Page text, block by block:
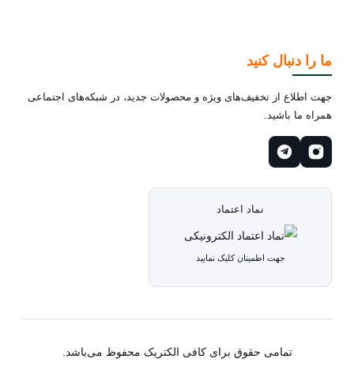
ما را دنبال کنید
جهت اطلاع از تخفیف‌های ویژه و محصولات جدید، در شبکه‌های اجتماعی
همراه ما باشید.
نماد اعتماد
جهت اطمینان کلیک نمایید
تمامی حقوق برای کافی الکتریک محفوظ می‌باشد.